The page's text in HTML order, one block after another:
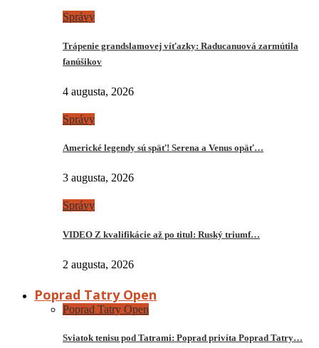
Správy
Trápenie grandslamovej víťazky: Raducanuová zarmútila
fanúšikov
4 augusta, 2026
Správy
Americké legendy sú späť! Serena a Venus opäť…
3 augusta, 2026
Správy
VIDEO Z kvalifikácie až po titul: Ruský triumf…
2 augusta, 2026
Poprad Tatry Open
Poprad Tatry Open
Sviatok tenisu pod Tatrami: Poprad privíta Poprad Tatry…